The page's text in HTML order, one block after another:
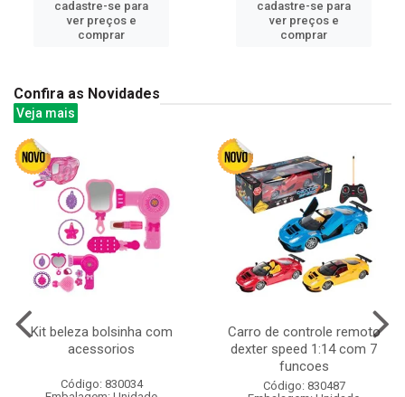
cadastre-se para
ver preços e
comprar
cadastre-se para
ver preços e
comprar
Confira as Novidades
Veja mais
Kit beleza bolsinha com
acessorios
Código: 830034
Carro de controle remoto
dexter speed 1:14 com 7
funcoes
Código: 830487